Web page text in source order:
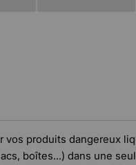
produits dangereux
boîtes...) dans une